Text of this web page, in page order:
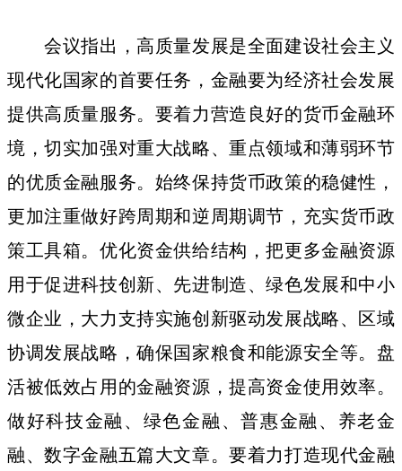
会议指出，高质量发展是全面建设社会主义
现代化国家的首要任务，金融要为经济社会发展
提供高质量服务。要着力营造良好的货币金融环
境，切实加强对重大战略、重点领域和薄弱环节
的优质金融服务。始终保持货币政策的稳健性，
更加注重做好跨周期和逆周期调节，充实货币政
策工具箱。优化资金供给结构，把更多金融资源
用于促进科技创新、先进制造、绿色发展和中小
微企业，大力支持实施创新驱动发展战略、区域
协调发展战略，确保国家粮食和能源安全等。盘
活被低效占用的金融资源，提高资金使用效率。
做好科技金融、绿色金融、普惠金融、养老金
融、数字金融五篇大文章。要着力打造现代金融